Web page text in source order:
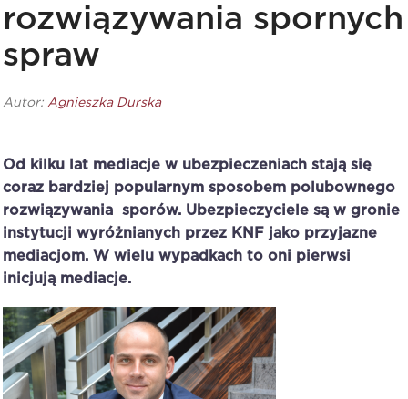
rozwiązywania spornych
spraw
Autor: Agnieszka Durska
Od kilku lat mediacje w ubezpieczeniach stają się
coraz bardziej popularnym sposobem polubownego
rozwiązywania sporów. Ubezpieczyciele są w gronie
instytucji wyróżnianych przez KNF jako przyjazne
mediacjom. W wielu wypadkach to oni pierwsi
inicjują mediacje.